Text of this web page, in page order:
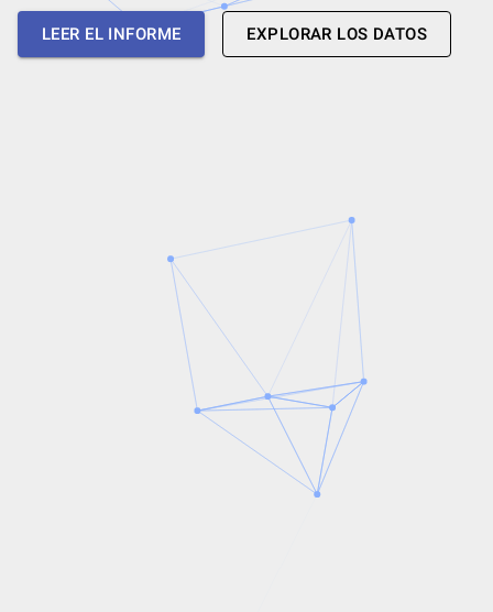
LEER EL INFORME EXPLORAR LOS DATOS